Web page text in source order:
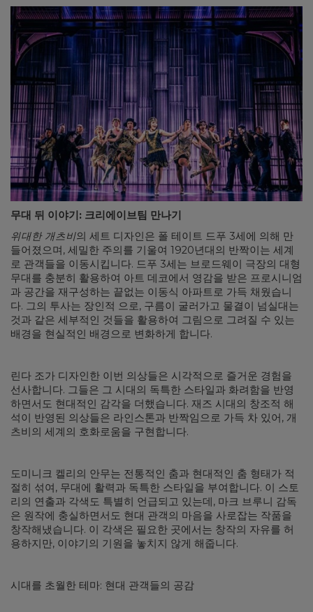
무대 뒤 이야기: 크리에이브팀 만나기
위대한 개츠비의 세트 디자인은 폴 테이트 드푸 3세에 의해 만
들어졌으며, 세밀한 주의를 기울여 1920년대의 반짝이는 세계
로 관객들을 이동시킵니다. 드푸 3세는 브로드웨이 극장의 대형
무대를 충분히 활용하여 아트 데코에서 영감을 받은 프로시니엄
과 공간을 재구성하는 끝없는 이동식 아파트로 가득 채웠습니
다. 그의 투사는 장인적 으로, 구름이 굴러가고 물결이 넘실대는
것과 같은 세부적인 것들을 활용하여 그림으로 그려질 수 있는
배경을 현실적인 배경으로 변화하게 합니다.
린다 조가 디자인한 이번 의상들은 시각적으로 즐거운 경험을
선사합니다. 그들은 그 시대의 독특한 스타일과 화려함을 반영
하면서도 현대적인 감각을 더했습니다. 재즈 시대의 창조적 해
석이 반영된 의상들은 라인스톤과 반짝임으로 가득 차 있어, 개
츠비의 세계의 호화로움을 구현합니다.
도미니크 켈리의 안무는 전통적인 춤과 현대적인 춤 형태가 적
절히 섞여, 무대에 활력과 독특한 스타일을 부여합니다. 이 스토
리의 연출과 각색도 특별히 언급되고 있는데, 마크 브루니 감독
은 원작에 충실하면서도 현대 관객의 마음을 사로잡는 작품을
창작해냈습니다. 이 각색은 필요한 곳에서는 창작의 자유를 허
용하지만, 이야기의 기원을 놓치지 않게 해줍니다.
시대를 초월한 테마: 현대 관객들의 공감